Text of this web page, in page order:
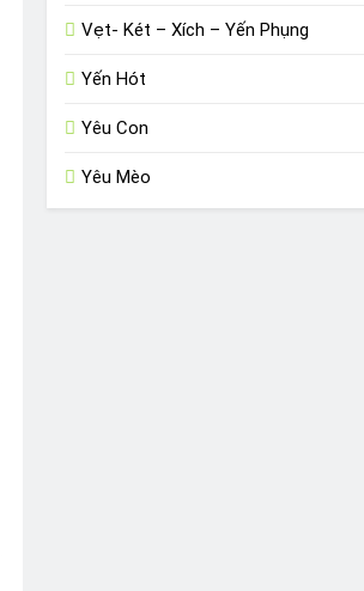
Vẹt- Két – Xích – Yến Phụng
Yến Hót
Yêu Con
Yêu Mèo